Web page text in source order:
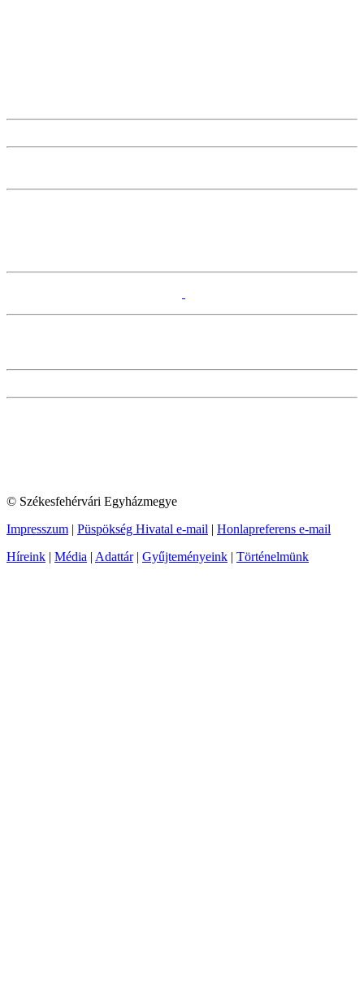
© Székesfehérvári Egyházmegye
Impresszum | Püspökség Hivatal e-mail | Honlapreferens e-mail
Híreink | Média | Adattár| Gyűjteményeink | Történelmünk